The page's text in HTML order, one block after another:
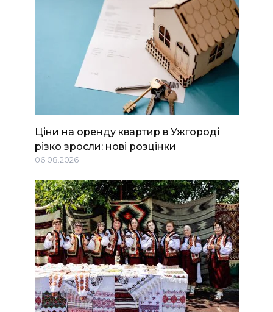
Ціни на оренду квартир в Ужгороді
різко зросли: нові розцінки
06.08.2026